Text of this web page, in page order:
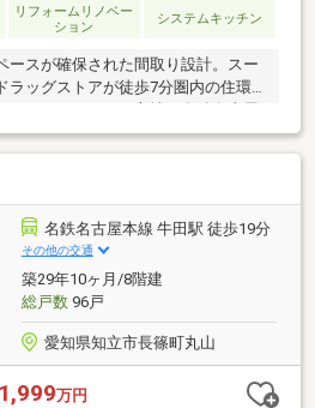
リフォームリノベー
ション
システムキッチン
ースが確保された間取り設計。スー
ラッグストアが徒歩7分圏内の住環
すめポイント－▼立地・名鉄名古屋
歩4分 他▼特徴・LDと隣接する洋室
・お料理に集中しやすい壁付けキッ
有・宅配ボックス有▼2021年3月室
【交換】キッチン、UB、洗面化粧
室内ドア【張替】全室フローリン
周辺環境・アオキスーパー知立店 徒
立市立八ツ田小学校 徒歩7分(約
田店 徒歩4分(約270m)
名鉄名古屋本線 牛田駅 徒歩19分
その他の交通
築29年10ヶ月/8階建
総戸数96戸
愛知県知立市長篠町丸山
1,999万円